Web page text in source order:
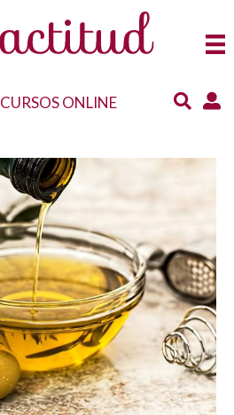
CURSOS ONLINE